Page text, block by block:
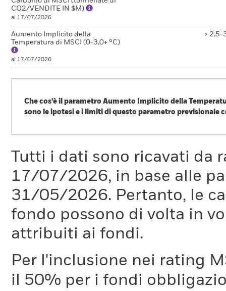
CO2/VENDITE IN $M)
al 17/07/2026
Aumento Implicito della
Temperatura di MSCI (0-3,0+ °C)
al 17/07/2026
> 2,5-
Che cos'è il parametro Aumento Implicito della
sono le ipotesi e i limiti di questo parametro previsionale
Parigi è limitare il riscaldamento globale ben al di sotto dei
evitare gli impatti più gravi del cambiamento climatico.
Che cos'è il parametro ITR?
Il parametro ITR è utilizzato per fornire un'indicazione di
società o un portafoglio. L'ITR utilizza percorsi di
Supervisors for Greening the Financial System (NGFS).
emissioni nette pari a zero per il 2050, in linea con gli
2024.
Come viene calcolato il parametro ITR?
Tutti i dati sono ricavati da
17/07/2026, in base alle
31/05/2026. Pertanto, le
fondo possono di volta in
attribuiti ai fondi.
Per l'inclusione nei rating
il 50% per i fondi